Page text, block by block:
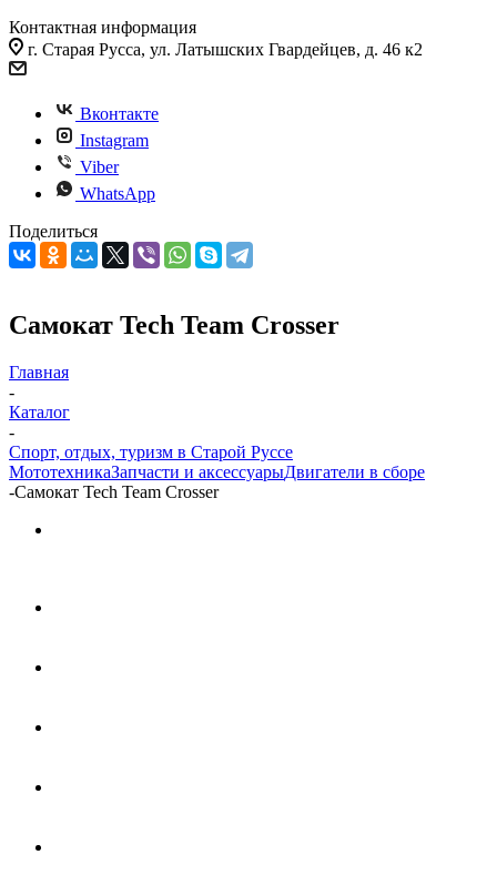
Контактная информация
г. Старая Русса, ул. Латышских Гвардейцев, д. 46 к2
Вконтакте
Instagram
Viber
WhatsApp
Поделиться
Самокат Tech Team Crosser
Главная
-
Каталог
-
Спорт, отдых, туризм в Старой Руссе
МототехникаЗапчасти и аксессуарыДвигатели в сборе
-Самокат Tech Team Crosser